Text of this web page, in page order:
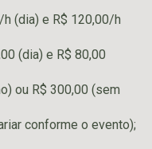
(dia) e R$ 120,00/h
(dia) e R$ 80,00
ou R$ 300,00 (sem
conforme o evento);